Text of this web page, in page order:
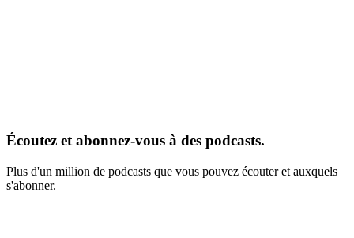
Écoutez et abonnez-vous à des podcasts.
Plus d'un million de podcasts que vous pouvez écouter et auxquels
s'abonner.